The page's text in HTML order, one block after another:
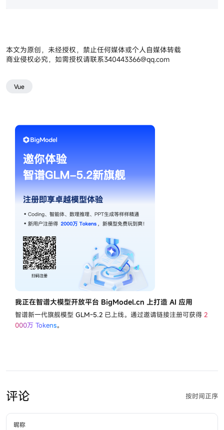
本文为原创，未经授权，禁止任何媒体或个人自媒体转载
商业侵权必究，如需授权请联系340443366@qq.com
Vue
我正在智谱大模型开放平台 BigModel.cn 上打造 AI 应用
智谱新一代旗舰模型 GLM-5.2 已上线。通过邀请链接注册可获得 2
000万 Tokens。
评论 按时间正序
昵称